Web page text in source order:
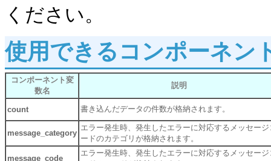
ください。
使用できるコンポーネン
コンポーネント変
数名
説明
count 書き込んだデータの件数が格納されます。
message_category
エラー発生時、発生したエラーに対応するメッセージ
ードのカテゴリが格納されます。
message_code
エラー発生時、発生したエラーに対応するメッセージ